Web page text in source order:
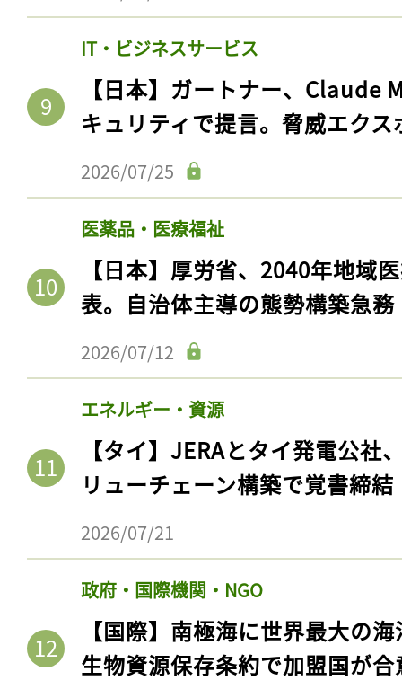
IT・ビジネスサービス
【日本】ガートナー、Claude
キュリティで提言。脅威エク
2026/07/25
医薬品・医療福祉
【日本】厚労省、2040年地域
表。自治体主導の態勢構築急務
2026/07/12
エネルギー・資源
【タイ】JERAとタイ発電公社
リューチェーン構築で覚書締結
2026/07/21
政府・国際機関・NGO
【国際】南極海に世界最大の
生物資源保存条約で加盟国が合